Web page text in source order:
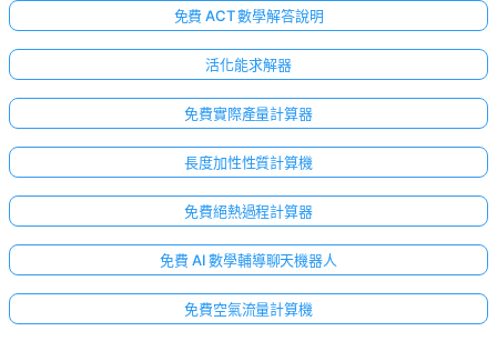
免費 ACT 數學解答說明
活化能求解器
免費實際產量計算器
長度加性性質計算機
免費絕熱過程計算器
免費 AI 數學輔導聊天機器人
免費空氣流量計算機